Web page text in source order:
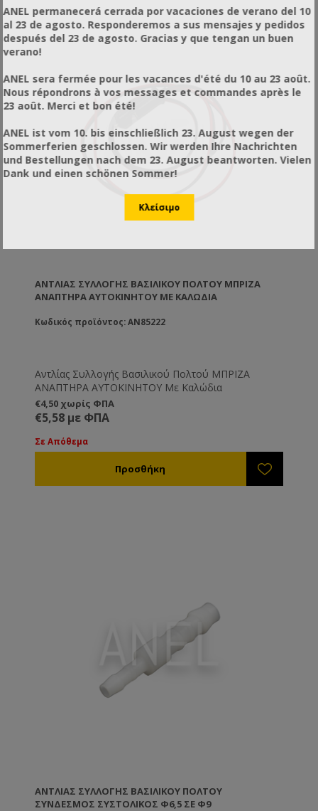
ΑΝΤΛΊΑΣ ΣΥΛΛΟΓΉΣ ΒΑΣΙΛΙΚΟΎ ΠΟΛΤΟΎ ΜΠΡΙΖΑ
ΑΝΑΠΤΗΡΑ ΑΥΤΟΚΙΝΗΤΟΥ ΜΕ ΚΑΛΏΔΙΑ
Κωδικός προϊόντος: AN85222
Αντλίας Συλλογής Βασιλικού Πολτού ΜΠΡΙΖΑ
ΑΝΑΠΤΗΡΑ ΑΥΤΟΚΙΝΗΤΟΥ Με Καλώδια
€4,50 χωρίς ΦΠΑ
€5,58 με ΦΠΑ
Σε Απόθεμα
ΑΝΤΛΊΑΣ ΣΥΛΛΟΓΉΣ ΒΑΣΙΛΙΚΟΎ ΠΟΛΤΟΎ
ΣΎΝΔΕΣΜΟΣ ΣΥΣΤΟΛΙΚΌΣ Φ6,5 ΣΕ Φ9
ANEL permanecerá cerrada por vacaciones de verano del 10
al 23 de agosto. Responderemos a sus mensajes y pedidos
después del 23 de agosto. Gracias y que tengan un buen
verano!
ANEL sera fermée pour les vacances d'été du 10 au 23 août.
Nous répondrons à vos messages et commandes après le
23 août. Merci et bon été!
ANEL ist vom 10. bis einschließlich 23. August wegen der
Sommerferien geschlossen. Wir werden Ihre Nachrichten
und Bestellungen nach dem 23. August beantworten. Vielen
Dank und einen schönen Sommer!